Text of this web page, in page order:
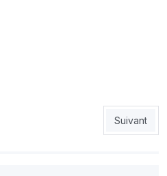
«Un quart de finale qu’on doit
Article
Suivant